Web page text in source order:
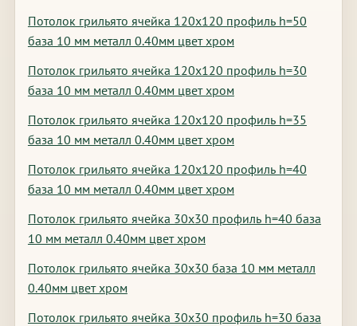
Потолок грильято ячейка 120х120 профиль h=50
база 10 мм металл 0.40мм цвет хром
Потолок грильято ячейка 120х120 профиль h=30
база 10 мм металл 0.40мм цвет хром
Потолок грильято ячейка 120х120 профиль h=35
база 10 мм металл 0.40мм цвет хром
Потолок грильято ячейка 120х120 профиль h=40
база 10 мм металл 0.40мм цвет хром
Потолок грильято ячейка 30х30 профиль h=40 база
10 мм металл 0.40мм цвет хром
Потолок грильято ячейка 30х30 база 10 мм металл
0.40мм цвет хром
Потолок грильято ячейка 30х30 профиль h=30 база